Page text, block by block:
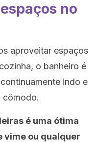
no
aproveitar espaços
o banheiro é
indo e
cômodo.
é uma ótima
vime ou qualquer